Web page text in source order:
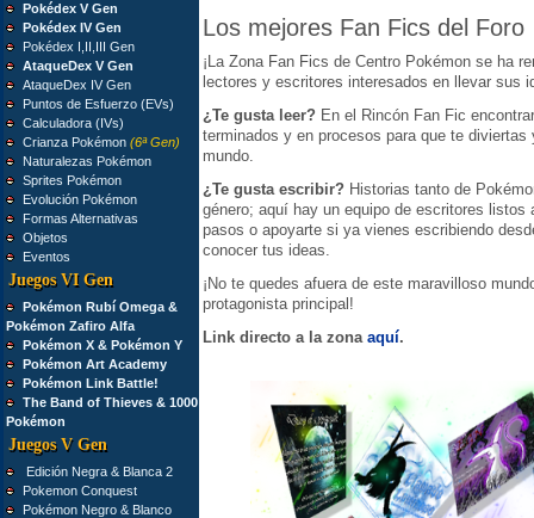
Pokédex V Gen
Pokédex IV Gen
Pokédex I,II,III Gen
AtaqueDex V Gen
AtaqueDex IV Gen
Puntos de Esfuerzo (EVs)
Calculadora (IVs)
Crianza Pokémon (6ª Gen)
Naturalezas Pokémon
Sprites Pokémon
Evolución Pokémon
Formas Alternativas
Objetos
Eventos
Juegos VI Gen
Pokémon Rubí Omega &
Pokémon Zafiro Alfa
Pokémon X & Pokémon Y
Pokémon Art Academy
Pokémon Link Battle!
The Band of Thieves & 1000
Pokémon
Juegos V Gen
Edición Negra & Blanca 2
Pokemon Conquest
Pokémon Negro & Blanco
Los mejores Fan Fics del Foro
¡La Zona Fan Fics de Centro Pokémon se ha
lectores y escritores interesados en llevar sus
¿Te gusta leer? En el Rincón Fan Fic
terminados y en procesos para que te
mundo.
¿Te gusta escribir? Historias tanto de
género; aquí hay un equipo de escritores listos
pasos o apoyarte si ya vienes escribiendo
conocer tus ideas.
¡No te quedes afuera de este maravilloso
protagonista principal!
Link directo a la zona aquí.